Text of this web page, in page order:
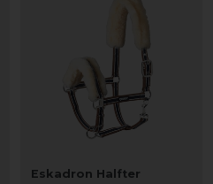
Eskadron Halfter